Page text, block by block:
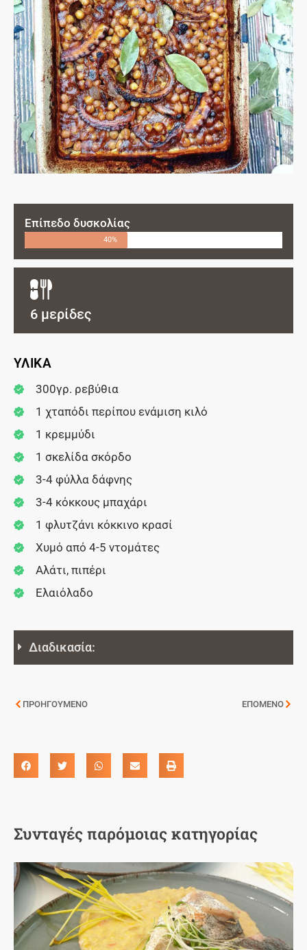
Επίπεδο δυσκολίας
40%
6 μερίδες
ΥΛΙΚΑ
300γρ. ρεβύθια
1 χταπόδι περίπου ενάμιση κιλό
1 κρεμμύδι
1 σκελίδα σκόρδο
3-4 φύλλα δάφνης
3-4 κόκκους μπαχάρι
1 φλυτζάνι κόκκινο κρασί
Χυμό από 4-5 ντομάτες
Αλάτι, πιπέρι
Ελαιόλαδο
Διαδικασία:
ΠΡΟΗΓΟΥΜΕΝΟ ΕΠΟΜΕΝΟ
Συνταγές παρόμοιας κατηγορίας